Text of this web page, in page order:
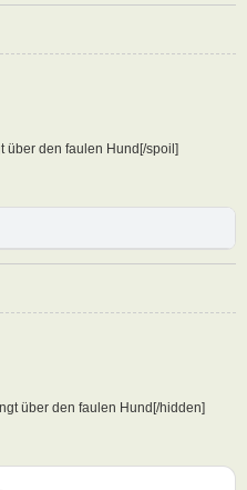
über den faulen Hund[/spoil]
über den faulen Hund[/hidden]